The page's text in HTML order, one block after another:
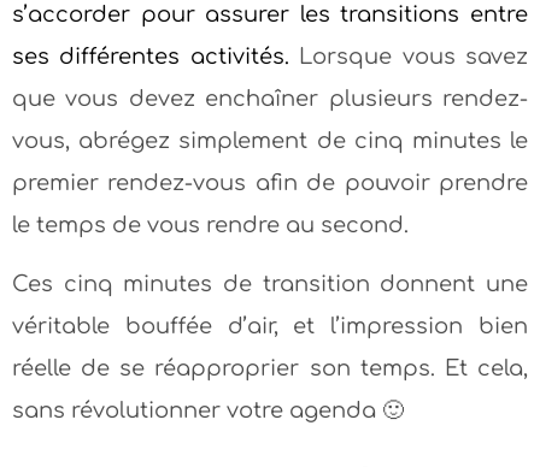
s’accorder pour assurer les transitions entre
ses différentes activités. Lorsque vous savez
que vous devez enchaîner plusieurs rendez-
vous, abrégez simplement de cinq minutes le
premier rendez-vous afin de pouvoir prendre
le temps de vous rendre au second.
Ces cinq minutes de transition donnent une
véritable bouffée d’air, et l’impression bien
réelle de se réapproprier son temps. Et cela,
sans révolutionner votre agenda 🙂